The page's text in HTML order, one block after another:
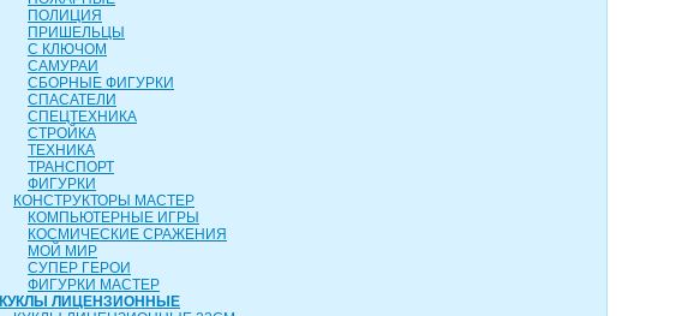
ПОЛИЦИЯ
ПРИШЕЛЬЦЫ
С КЛЮЧОМ
САМУРАИ
СБОРНЫЕ ФИГУРКИ
СПАСАТЕЛИ
СПЕЦТЕХНИКА
СТРОЙКА
ТЕХНИКА
ТРАНСПОРТ
ФИГУРКИ
КОНСТРУКТОРЫ МАСТЕР
КОМПЬЮТЕРНЫЕ ИГРЫ
КОСМИЧЕСКИЕ СРАЖЕНИЯ
МОЙ МИР
СУПЕР ГЕРОИ
ФИГУРКИ МАСТЕР
КУКЛЫ ЛИЦЕНЗИОННЫЕ